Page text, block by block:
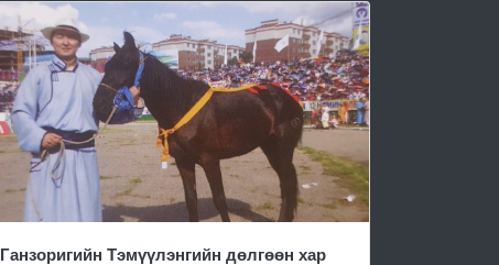
Ганзоригийн Тэмүүлэнгийн дөлгөөн хар